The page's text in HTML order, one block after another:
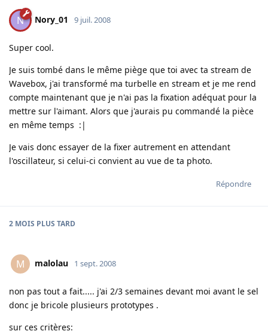
N Nory_01 9 juil. 2008
Super cool.
Je suis tombé dans le même piège que toi avec ta stream de
Wavebox, j'ai transformé ma turbelle en stream et je me rend
compte maintenant que je n'ai pas la fixation adéquat pour la
mettre sur l'aimant. Alors que j'aurais pu commandé la pièce
en même temps :|
Je vais donc essayer de la fixer autrement en attendant
l'oscillateur, si celui-ci convient au vue de ta photo.
Répondre
2 MOIS PLUS TARD
M malolau 1 sept. 2008
non pas tout a fait..... j'ai 2/3 semaines devant moi avant le sel
donc je bricole plusieurs prototypes .
sur ces critères: